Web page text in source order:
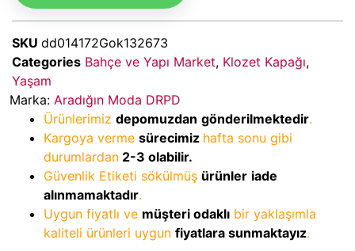
SKU dd014172Gok132673
Categories Bahçe ve Yapı Market, Klozet Kapağı,
Yaşam
Marka: Aradığın Moda DRPD
Ürünlerimiz depomuzdan gönderilmektedir.
Kargoya verme sürecimiz hafta sonu gibi
durumlardan 2-3 olabilir.
Güvenlik Etiketi sökülmüş ürünler iade
alınmamaktadır.
Uygun fiyatlı ve müşteri odaklı bir yaklaşımla
kaliteli ürünleri uygun fiyatlara sunmaktayız.